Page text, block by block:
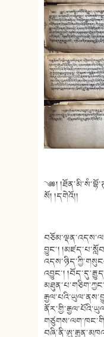
༄༅།
སོ། །དགེའོ།།
བྱུང་།
འབྱུང་།